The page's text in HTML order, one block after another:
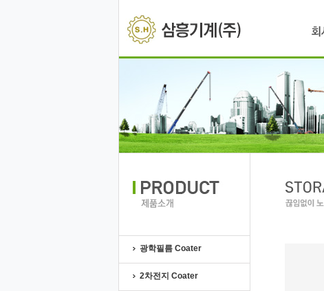
광학필름 Coater
2차전지 Coater